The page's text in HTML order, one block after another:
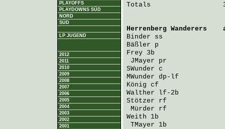
PLAYOFFS
PLAYDOWNS SÜD
NORD
SÜD
LP JUGEND
2012
2011
2010
2009
2008
2007
2006
2005
2004
2003
2002
2001
Totals
Herrenberg Wanderers
Binder ss                4
Bäßler p                 3
Frey 3b                  2
JMayer pr
SWunder c                3
MWunder dp-lf            3
König cf                 3
Walther lf-2b            3
Stötzer rf               2
Mürder rf               1
Weith 1b                 2
TMayer 1b